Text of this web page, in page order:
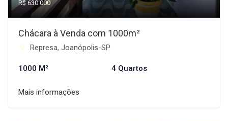
R$ 630.000
Chácara à Venda com 1000m²
Represa, Joanópolis-SP
1000 M² 4 Quartos
Mais informações